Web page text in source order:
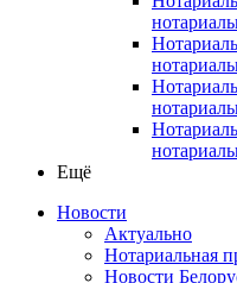
Ещё
Новости
Актуально
Нотариальная
Новости